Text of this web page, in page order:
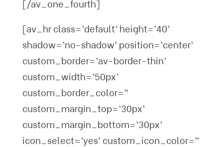
[/av_one_fourth]
[av_hr class=’default’ height=’40’
shadow=’no-shadow’ position=’center’
custom_border=’av-border-thin’
custom_width=’50px’
custom_border_color=”
custom_margin_top=’30px’
custom_margin_bottom=’30px’
icon_select=’yes’ custom_icon_color=”